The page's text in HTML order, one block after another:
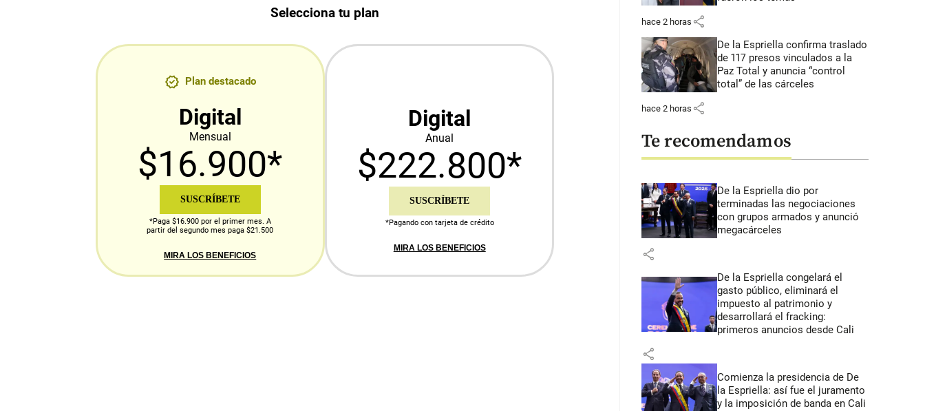
Selecciona tu plan
Plan destacado
Digital
Mensual
$16.900*
SUSCRÍBETE
*Paga $16.900 por el primer mes. A
partir del segundo mes paga $21.500
MIRA LOS BENEFICIOS
Digital
Anual
$222.800*
SUSCRÍBETE
*Pagando con tarjeta de crédito
MIRA LOS BENEFICIOS
hace 2 horas share
De la Espriella confirma traslado
de 117 presos vinculados a la
Paz Total y anuncia “control
total” de las cárceles
hace 2 horas share
Te recomendamos
De la Espriella dio por
terminadas las negociaciones
con grupos armados y anunció
megacárceles
share
De la Espriella congelará el
gasto público, eliminará el
impuesto al patrimonio y
desarrollará el fracking:
primeros anuncios desde Cali
share
Comienza la presidencia de De
la Espriella: así fue el juramento
y la imposición de banda en Cali